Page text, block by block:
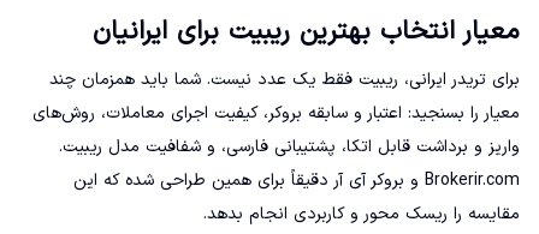
معیار انتخاب بهترین ریبیت برای ایرانیان
برای تریدر ایرانی، ریبیت فقط یک عدد نیست. شما باید همزمان چند
معیار را بسنجید: اعتبار و سابقه بروکر، کیفیت اجرای معاملات، روش‌های
واریز و برداشت قابل اتکا، پشتیبانی فارسی، و شفافیت مدل ریبیت.
Brokerir.com و بروکر آی آر دقیقاً برای همین طراحی شده که این
مقایسه را ریسک محور و کاربردی انجام بدهد.